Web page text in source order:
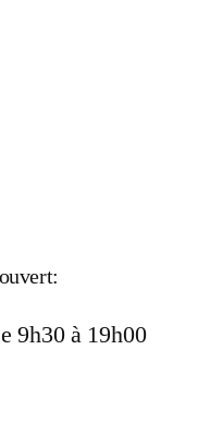
9h30 à 19h00